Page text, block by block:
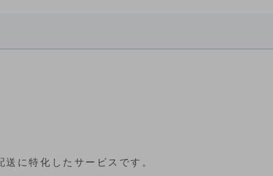
に特化したサービスです。